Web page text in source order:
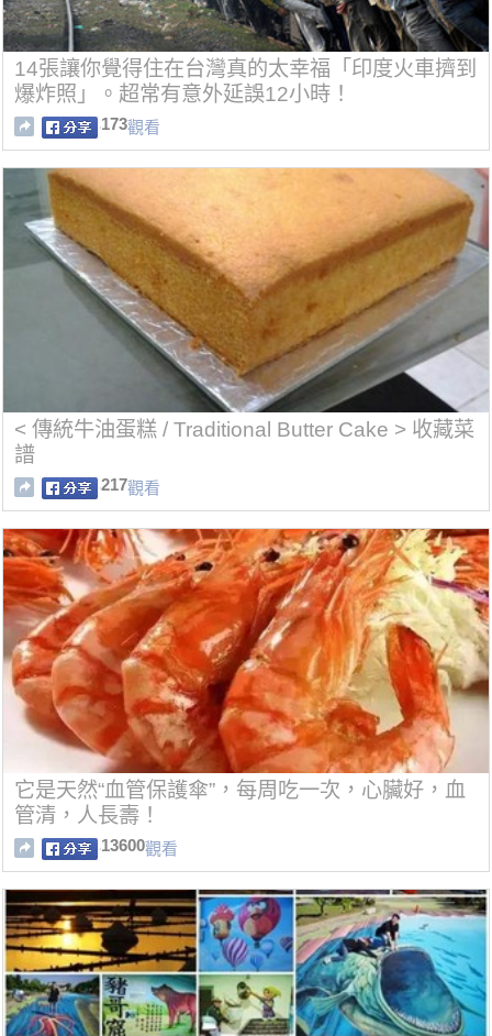
14張讓你覺得住在台灣真的太幸福「印度火車擠到
爆炸照」。超常有意外延誤12小時！
173觀看
< 傳統牛油蛋糕 / Traditional Butter Cake > 收藏菜
譜
217觀看
它是天然“血管保護傘”，每周吃一次，心臟好，血
管清，人長壽！
13600觀看